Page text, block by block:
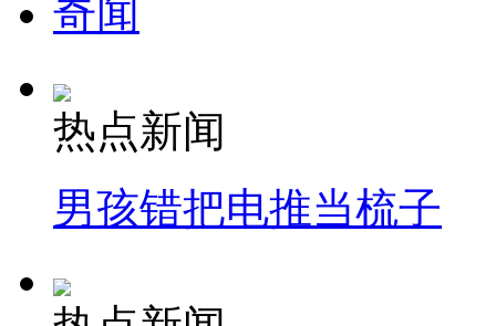
奇闻
热点新闻
男孩错把电推当梳子